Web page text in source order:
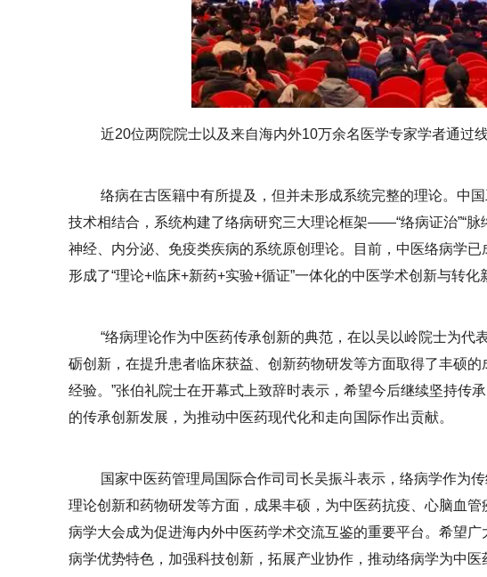
近20位两院院士以及来自海内外10万余名医学专家学者通过
络病在古医籍中有所提及，但并未形成系统完整的理论。中
技术相结合，系统构建了络病研究三大理论框架——“络病证治”“脉
神经、内分泌、免疫类疾病的系统原创理论。目前，中医络病学
形成了“理论+临床+新药+实验+循证”一体化的中医学术创新与转化
“络病理论作为中医药传承创新的典范，在以吴以岭院士为代
砺创新，在提升患者临床获益、创新药物研发等方面取得了丰硕
经验。”张伯礼院士在开幕式上致辞时表示，希望今后继续坚持传
的传承创新发展，为推动中医药现代化和走向国际作出贡献。
国家中医药管理局国际合作司司长吴振斗表示，络病学作为
理论创新和药物研发等方面，成果丰硕，为中医药抗疫、心脑血
病学大会成为促进海内外中医药学术交流互鉴的重要平台。希望
病学优势特色，加强科技创新，拓展产业协作，推动络病学为中